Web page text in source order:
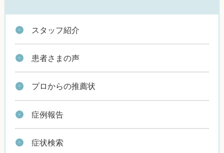
スタッフ紹介
患者さまの声
プロからの推薦状
症例報告
症状検索